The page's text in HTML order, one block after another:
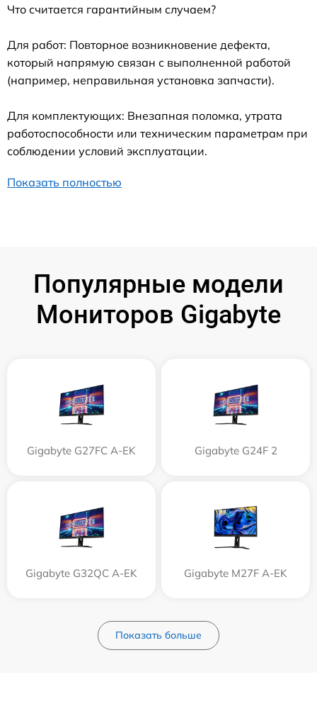
Что считается гарантийным случаем?
Для работ: Повторное возникновение дефекта,
который напрямую связан с выполненной работой
(например, неправильная установка запчасти).
Для комплектующих: Внезапная поломка, утрата
работоспособности или техническим параметрам при
соблюдении условий эксплуатации.
Показать полностью
Популярные модели
Мониторов Gigabyte
Gigabyte G27FC A-EK Gigabyte G24F 2
Gigabyte G32QC A-EK Gigabyte M27F A-EK
Показать больше